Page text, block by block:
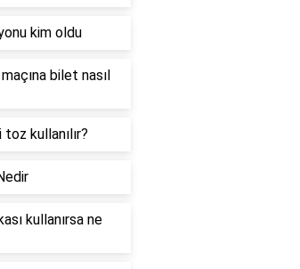
kim oldu
bilet nasıl
kullanılır?
kullanırsa ne